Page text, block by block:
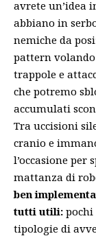
avrete un’idea
abbiano in
nemiche da
pattern
trappole e
che potremo
accumulati
Tra uccisioni
cranio e
l’occasione
mattanza di
ben
tutti utili: pochi
tipologie di